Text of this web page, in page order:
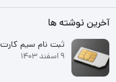
آخرین نوشته ها
ثبت نام سیم کارت
9 اسفند 1403